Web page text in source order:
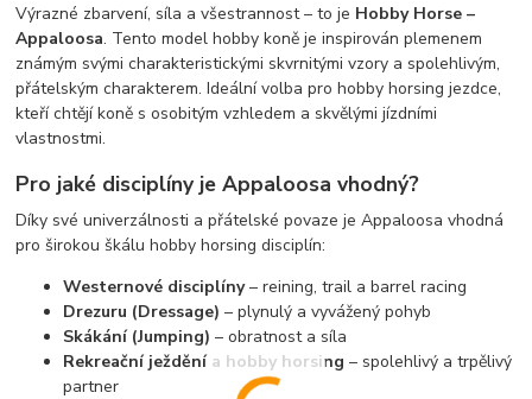
Výrazné zbarvení, síla a všestrannost – to je Hobby Horse –
Appaloosa. Tento model hobby koně je inspirován plemenem
známým svými charakteristickými skvrnitými vzory a spolehlivým,
přátelským charakterem. Ideální volba pro hobby horsing jezdce,
kteří chtějí koně s osobitým vzhledem a skvělými jízdními
vlastnostmi.
Pro jaké disciplíny je Appaloosa vhodný?
Díky své univerzálnosti a přátelské povaze je Appaloosa vhodná
pro širokou škálu hobby horsing disciplín:
Westernové disciplíny– reining, trail a barrel racing
Drezuru (Dressage) – plynulý a vyvážený pohyb
Skákání (Jumping) – obratnost a síla
Rekreační ježdění a hobby horsing – spolehlivý a trpělivý
partner